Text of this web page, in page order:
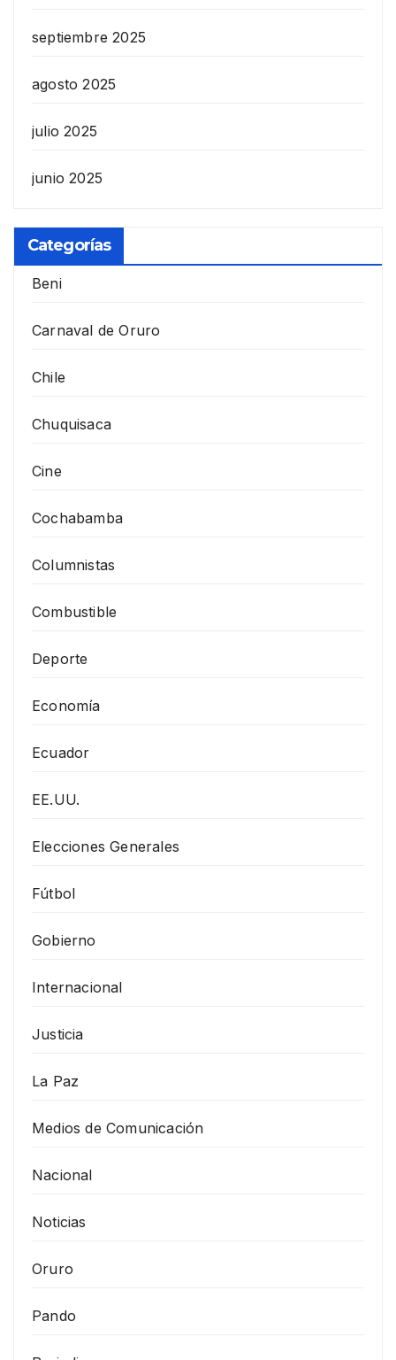
septiembre 2025
agosto 2025
julio 2025
junio 2025
Categorías
Beni
Carnaval de Oruro
Chile
Chuquisaca
Cine
Cochabamba
Columnistas
Combustible
Deporte
Economía
Ecuador
EE.UU.
Elecciones Generales
Fútbol
Gobierno
Internacional
Justicia
La Paz
Medios de Comunicación
Nacional
Noticias
Oruro
Pando